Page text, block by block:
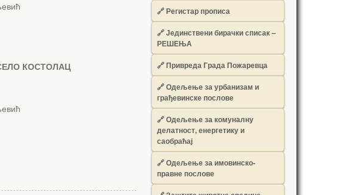
КОСТОЛАЦ
🔗Регистар прописа
🔗Јединствени бирачки списак –
РЕШЕЊА
🔗Привреда Града Пожаревца
🔗Одељење за урбанизам и
грађевинске послове
🔗Одељење за комуналну
делатност, енергетику и
саобраћај
🔗Одељење за имовинско-
правне послове